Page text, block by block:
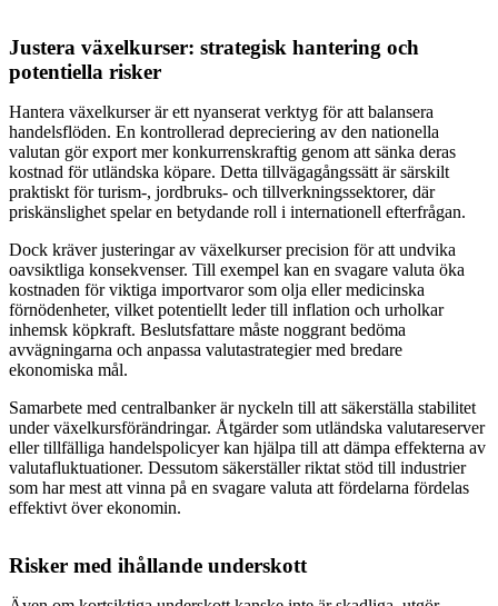
Justera växelkurser: strategisk hantering och
potentiella risker
Hantera växelkurser är ett nyanserat verktyg för att balansera
handelsflöden. En kontrollerad depreciering av den nationella
valutan gör export mer konkurrenskraftig genom att sänka deras
kostnad för utländska köpare. Detta tillvägagångssätt är särskilt
praktiskt för turism-, jordbruks- och tillverkningssektorer, där
priskänslighet spelar en betydande roll i internationell efterfrågan.
Dock kräver justeringar av växelkurser precision för att undvika
oavsiktliga konsekvenser. Till exempel kan en svagare valuta öka
kostnaden för viktiga importvaror som olja eller medicinska
förnödenheter, vilket potentiellt leder till inflation och urholkar
inhemsk köpkraft. Beslutsfattare måste noggrant bedöma
avvägningarna och anpassa valutastrategier med bredare
ekonomiska mål.
Samarbete med centralbanker är nyckeln till att säkerställa stabilitet
under växelkursförändringar. Åtgärder som utländska valutareserver
eller tillfälliga handelspolicyer kan hjälpa till att dämpa effekterna av
valutafluktuationer. Dessutom säkerställer riktat stöd till industrier
som har mest att vinna på en svagare valuta att fördelarna fördelas
effektivt över ekonomin.
Risker med ihållande underskott